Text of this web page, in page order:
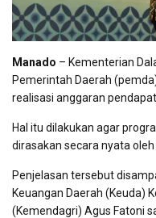
Manado – Kementerian
Pemerintah Daerah
realisasi anggaran
Hal itu dilakukan agar
dirasakan secara nyata
Penjelasan tersebut
Keuangan Daerah (Keuda)
(Kemendagri) Agus Fatoni